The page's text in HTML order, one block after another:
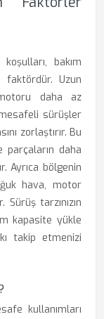
bakım
faktördür. Uzun
daha az
sürüşler
zorlaştırır. Bu
parçaların daha
Ayrıca bölgenin
hava, motor
tarzınızın
kapasite yükle
takip etmenizi
kullanımları